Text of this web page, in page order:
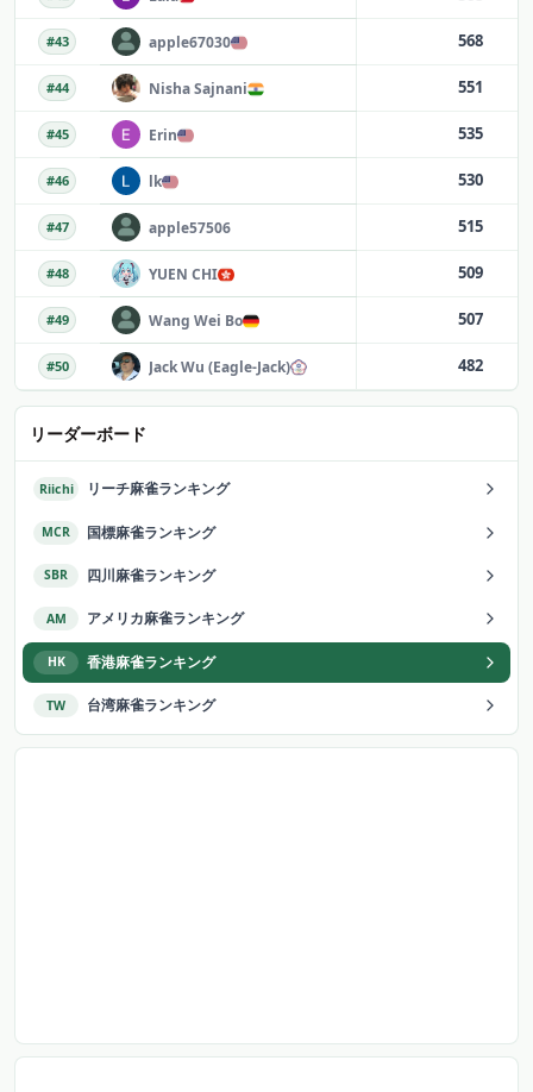
#43 apple67030 568
#44 Nisha Sajnani 551
#45 Erin 535
#46 lk 530
#47 apple57506 515
#48 YUEN CHI 509
#49 Wang Wei Bo 507
#50 Jack Wu (Eagle-Jack) 482
リーダーボード
Riichi リーチ麻雀ランキング
MCR 国標麻雀ランキング
SBR 四川麻雀ランキング
AM アメリカ麻雀ランキング
HK 香港麻雀ランキング
TW 台湾麻雀ランキング